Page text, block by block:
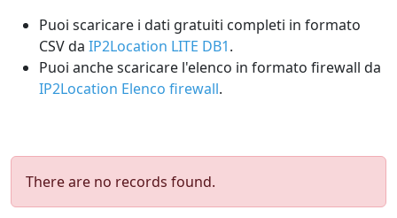
Puoi scaricare i dati gratuiti completi in formato
CSV da IP2Location LITE DB1.
Puoi anche scaricare l'elenco in formato firewall da
IP2Location Elenco firewall.
There are no records found.